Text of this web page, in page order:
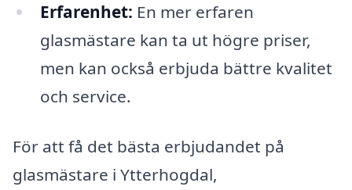
Erfarenhet: En mer erfaren
glasmästare kan ta ut högre priser,
men kan också erbjuda bättre kvalitet
och service.
För att få det bästa erbjudandet på
glasmästare i Ytterhogdal,